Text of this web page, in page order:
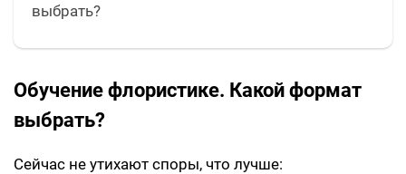
выбрать?
Обучение флористике. Какой формат
выбрать?
Сейчас не утихают споры, что лучше: